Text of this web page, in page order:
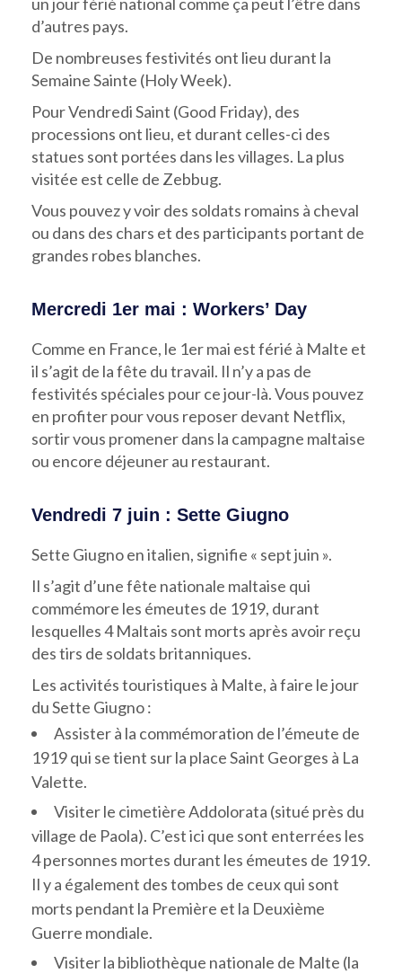
d’autres pays.
De nombreuses festivités ont lieu durant la
Semaine Sainte (Holy Week).
Pour Vendredi Saint (Good Friday), des
processions ont lieu, et durant celles-ci des
statues sont portées dans les villages. La plus
visitée est celle de Zebbug.
Vous pouvez y voir des soldats romains à cheval
ou dans des chars et des participants portant de
grandes robes blanches.
Mercredi 1er mai : Workers’ Day
Comme en France, le 1er mai est férié à Malte et
il s’agit de la fête du travail. Il n’y a pas de
festivités spéciales pour ce jour-là. Vous pouvez
en profiter pour vous reposer devant Netflix,
sortir vous promener dans la campagne maltaise
ou encore déjeuner au restaurant.
Vendredi 7 juin : Sette Giugno
Sette Giugno en italien, signifie « sept juin ».
Il s’agit d’une fête nationale maltaise qui
commémore les émeutes de 1919, durant
lesquelles 4 Maltais sont morts après avoir reçu
des tirs de soldats britanniques.
Les activités touristiques à Malte, à faire le jour
du Sette Giugno :
Assister à la commémoration de l’émeute de
1919 qui se tient sur la place Saint Georges à La
Valette.
Visiter le cimetière Addolorata (situé près du
village de Paola). C’est ici que sont enterrées les
4 personnes mortes durant les émeutes de 1919.
Il y a également des tombes de ceux qui sont
morts pendant la Première et la Deuxième
Guerre mondiale.
Visiter la bibliothèque nationale de Malte (la